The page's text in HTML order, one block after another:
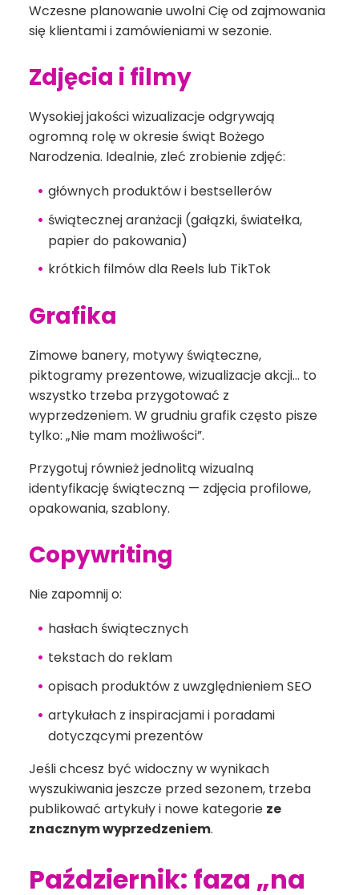
Wczesne planowanie uwolni Cię od zajmowania
się klientami i zamówieniami w sezonie.
Zdjęcia i filmy
Wysokiej jakości wizualizacje odgrywają
ogromną rolę w okresie świąt Bożego
Narodzenia. Idealnie, zleć zrobienie zdjęć:
głównych produktów i bestsellerów
świątecznej aranżacji (gałązki, światełka,
papier do pakowania)
krótkich filmów dla Reels lub TikTok
Grafika
Zimowe banery, motywy świąteczne,
piktogramy prezentowe, wizualizacje akcji… to
wszystko trzeba przygotować z
wyprzedzeniem. W grudniu grafik często pisze
tylko: „Nie mam możliwości”.
Przygotuj również jednolitą wizualną
identyfikację świąteczną — zdjęcia profilowe,
opakowania, szablony.
Copywriting
Nie zapomnij o:
hasłach świątecznych
tekstach do reklam
opisach produktów z uwzględnieniem SEO
artykułach z inspiracjami i poradami
dotyczącymi prezentów
Jeśli chcesz być widoczny w wynikach
wyszukiwania jeszcze przed sezonem, trzeba
publikować artykuły i nowe kategorie ze
znacznym wyprzedzeniem.
Październik: faza „na